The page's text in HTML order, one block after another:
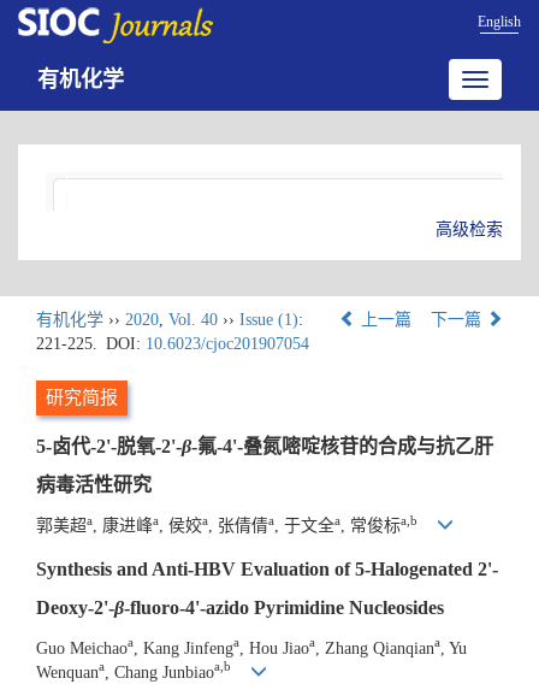
English
Toggle
有机化学
高级检索
有机化学 ›› 2020, Vol. 40 ›› Issue (1):
221-225. DOI: 10.6023/cjoc201907054
上一篇 下一篇
研究简报
5-卤代-2'-脱氧-2'-β-氟-4'-叠氮嘧啶核苷的合成与抗乙肝
病毒活性研究
郭美超a , 康进峰a , 侯姣a , 张倩倩a , 于文全a , 常俊标a,b
Synthesis and Anti-HBV Evaluation of 5-Halogenated 2'-
Deoxy-2'-β-fluoro-4'-azido Pyrimidine Nucleosides
Guo Meichaoa , Kang Jinfenga , Hou Jiaoa , Zhang Qianqiana
, Yu
Wenquana , Chang Junbiaoa,b